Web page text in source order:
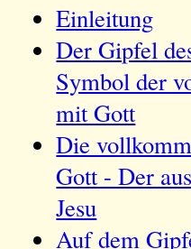
Einleitung
Der Gipfel
Symbol der
mit Gott
Die
Gott - Der
Jesu
Auf dem